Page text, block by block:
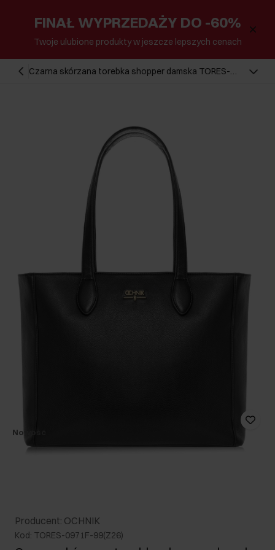
FINAŁ WYPRZEDAŻY DO -60%
Twoje ulubione produkty w jeszcze lepszych cenach
Czarna skórzana torebka shopper damska TORES-
Nowość
Producent: OCHNIK
Kod: TORES-0971F-99(Z26)